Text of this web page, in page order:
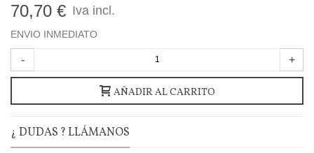
70,70 € Iva incl.
ENVIO INMEDIATO
- +
AÑADIR AL CARRITO
¿ DUDAS ? LLÁMANOS